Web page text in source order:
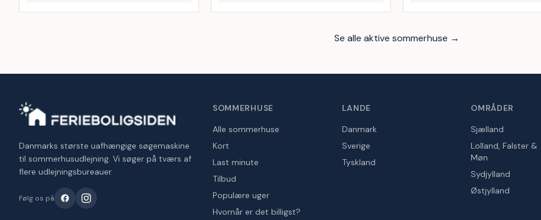
Se alle aktive sommerhuse →
Danmarks største uafhængige søgemaskine
til sommerhusudlejning. Vi søger på tværs af
flere udlejningsbureauer.
Følg os på
SOMMERHUSE
Alle sommerhuse
Kort
Last minute
Tilbud
Populære uger
Hvornår er det billigst?
LANDE
Danmark
Sverige
Tyskland
OMRÅDER
Sjælland
Lolland, Falster &
Møn
Sydjylland
Østjylland